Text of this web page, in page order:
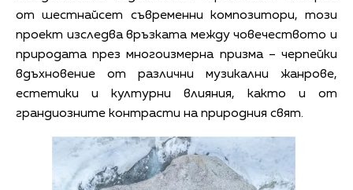
от шестнайсет съвременни композитори, този
проект изследва връзката между човечеството и
природата през многоизмерна призма – черпейки
вдъхновение от различни музикални жанрове,
естетики и културни влияния, както и от
грандиозните контрасти на природния свят.